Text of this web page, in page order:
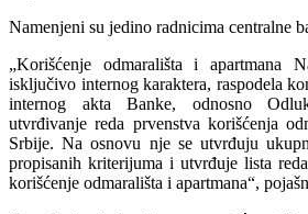
Namenjeni su jedino radnicima centralne
„Korišćenje odmarališta i apartmana
isključivo internog karaktera, raspodela
internog akta Banke, odnosno
utvrđivanje reda prvenstva korišćenja
Srbije. Na osnovu nje se utvrđuju
propisanih kriterijuma i utvrđuje lista
korišćenje odmarališta i apartmana“,